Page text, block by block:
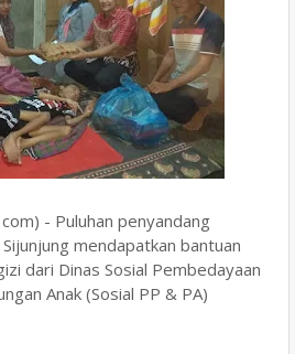
com) - Puluhan penyandang
mendapatkan bantuan
dari Dinas Sosial Pembedayaan
Anak (Sosial PP & PA)